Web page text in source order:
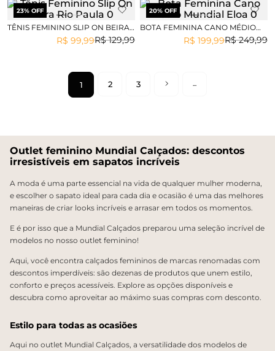
23% OFF
TÊNIS FEMININO SLIP ON BEIRA
R$ 129,99
R$ 99,99
20% OFF
BOTA FEMININA CANO MÉDIO
MUNDIAL ELOA
R$ 249,99
R$ 199,99
1 2 3
Outlet feminino Mundial Calçados: descontos
irresistíveis em sapatos incríveis
A moda é uma parte essencial na vida de qualquer mulher moderna,
e escolher o sapato ideal para cada dia e ocasião é uma das melhores
maneiras de criar looks incríveis e arrasar em todos os momentos.
E é por isso que a Mundial Calçados preparou uma seleção incrível de
modelos no nosso outlet feminino!
Aqui, você encontra calçados femininos de marcas renomadas com
descontos imperdíveis: são dezenas de produtos que unem estilo,
conforto e preços acessíveis. Explore as opções disponíveis e
descubra como aproveitar ao máximo suas compras com desconto.
Estilo para todas as ocasiões
Aqui no outlet Mundial Calçados, a versatilidade dos modelos de